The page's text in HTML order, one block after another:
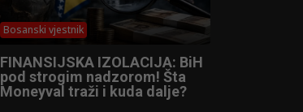
Bosanski vjestnik
FINANSIJSKA IZOLACIJA: BiH
pod strogim nadzorom! Šta
Moneyval traži i kuda dalje?